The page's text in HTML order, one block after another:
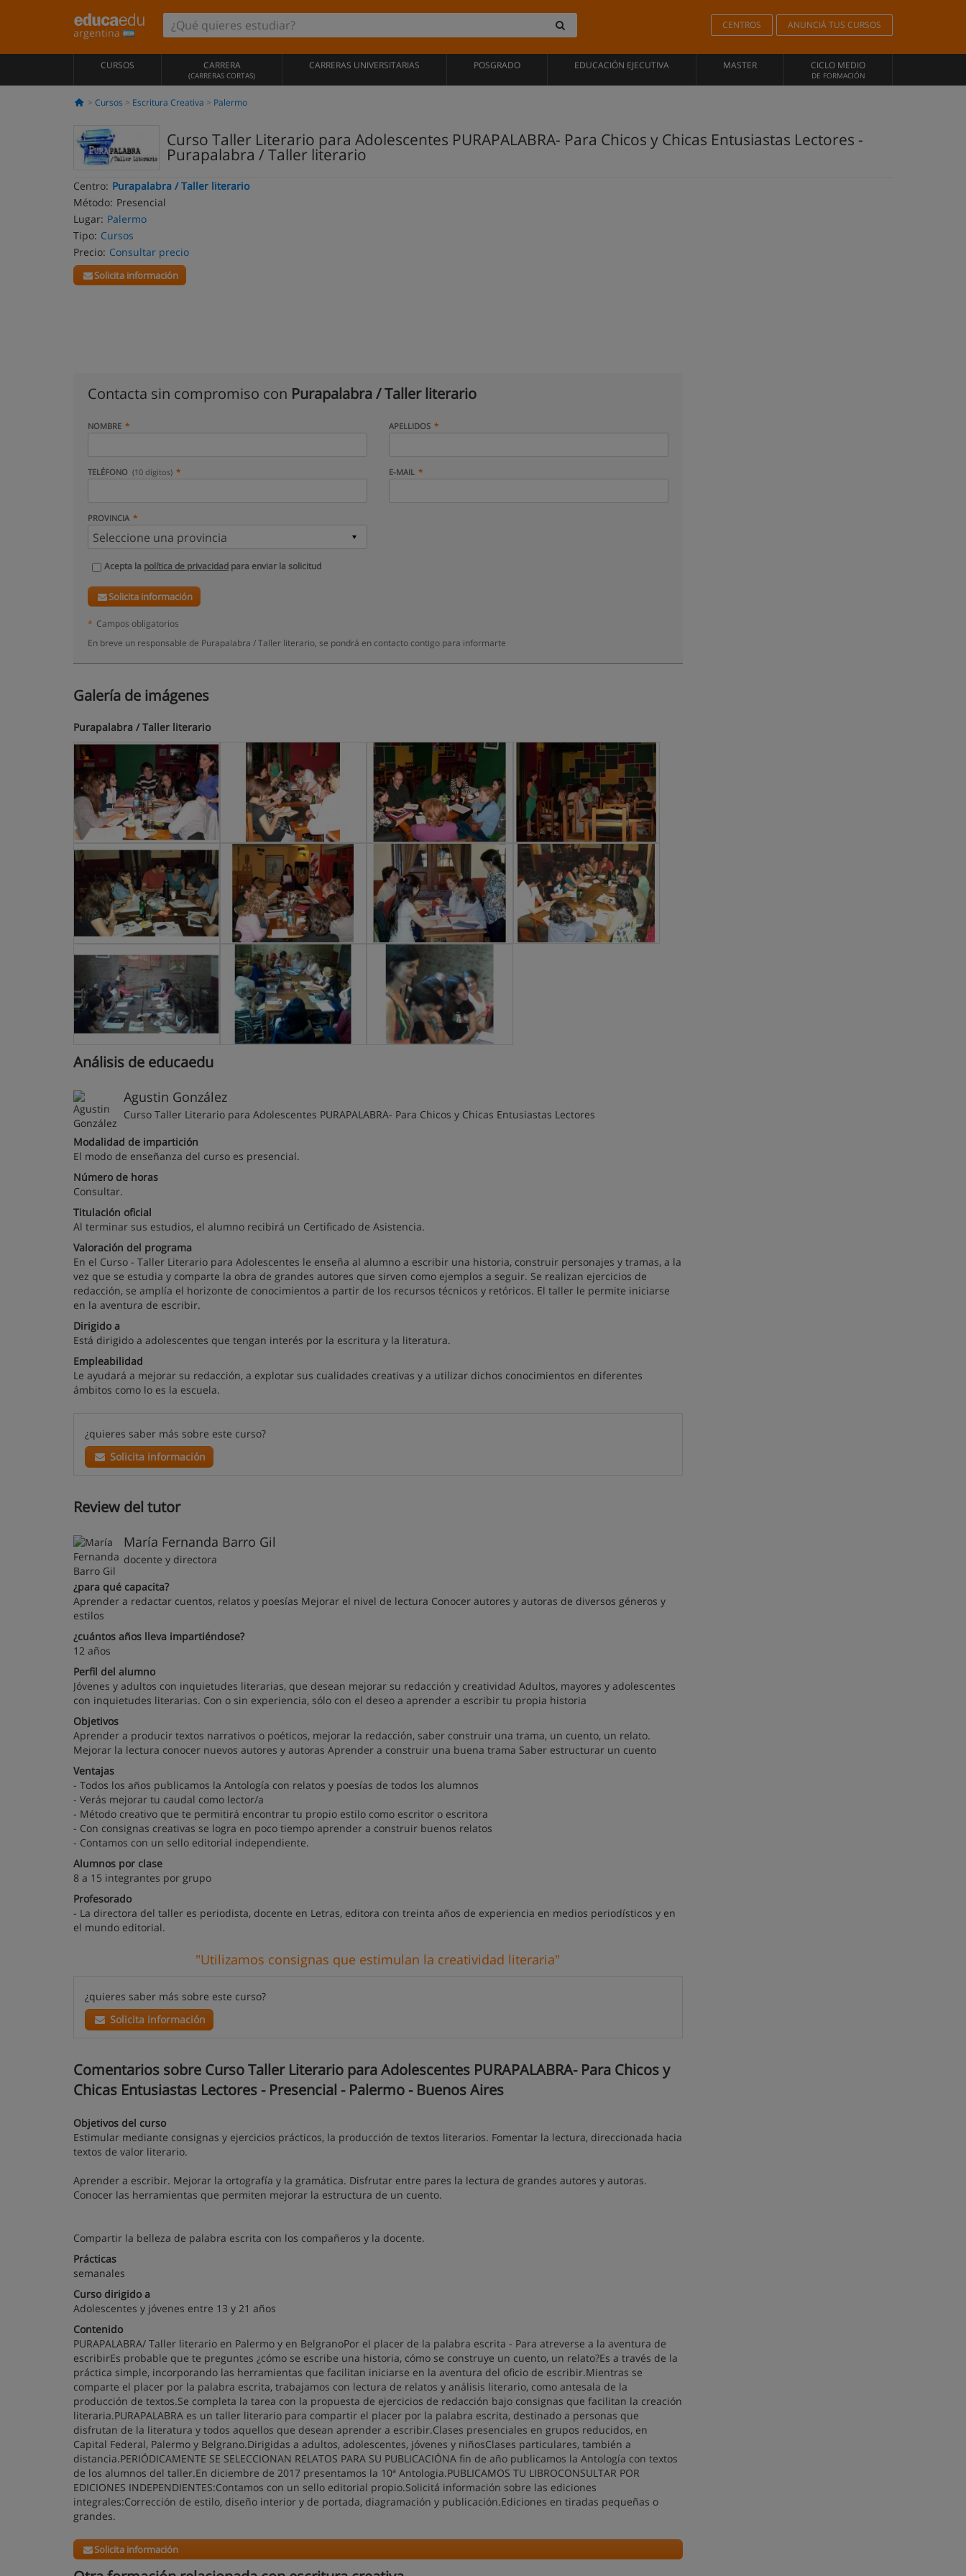
argentina
CENTROS ANUNCIÁ TUS CURSOS
CURSOS CARRERA
(CARRERAS CORTAS)
CARRERAS UNIVERSITARIAS POSGRADO EDUCACIÓN EJECUTIVA MASTER CICLO MEDIO
DE FORMACIÓN
Cursos Escritura Creativa Palermo
Curso Taller Literario para Adolescentes PURAPALABRA- Para Chicos y Chicas Entusiastas Lectores -
Purapalabra / Taller literario
Centro: Purapalabra / Taller literario
Método: Presencial
Lugar: Palermo
Tipo: Cursos
Precio: Consultar precio
Solicita información
Contacta sin compromiso con Purapalabra / Taller literario
NOMBRE APELLIDOS
TELÉFONO (10 dígitos) E-MAIL
PROVINCIA
Acepta la política de privacidad para enviar la solicitud
Solicita información
* Campos obligatorios
En breve un responsable de Purapalabra / Taller literario, se pondrá en contacto contigo para informarte
Galería de imágenes
Purapalabra / Taller literario
Análisis de educaedu
Agustin González
Curso Taller Literario para Adolescentes PURAPALABRA- Para Chicos y Chicas Entusiastas Lectores
Modalidad de impartición
El modo de enseñanza del curso es presencial.
Número de horas
Consultar.
Titulación oficial
Al terminar sus estudios, el alumno recibirá un Certificado de Asistencia.
Valoración del programa
En el Curso - Taller Literario para Adolescentes le enseña al alumno a escribir una historia, construir personajes y tramas, a la
vez que se estudia y comparte la obra de grandes autores que sirven como ejemplos a seguir. Se realizan ejercicios de
redacción, se amplía el horizonte de conocimientos a partir de los recursos técnicos y retóricos. El taller le permite iniciarse
en la aventura de escribir.
Dirigido a
Está dirigido a adolescentes que tengan interés por la escritura y la literatura.
Empleabilidad
Le ayudará a mejorar su redacción, a explotar sus cualidades creativas y a utilizar dichos conocimientos en diferentes
ámbitos como lo es la escuela.
¿quieres saber más sobre este curso?
Solicita información
Review del tutor
María Fernanda Barro Gil
docente y directora
¿para qué capacita?
Aprender a redactar cuentos, relatos y poesías Mejorar el nivel de lectura Conocer autores y autoras de diversos géneros y
estilos
¿cuántos años lleva impartiéndose?
12 años
Perfil del alumno
Jóvenes y adultos con inquietudes literarias, que desean mejorar su redacción y creatividad Adultos, mayores y adolescentes
con inquietudes literarias. Con o sin experiencia, sólo con el deseo a aprender a escribir tu propia historia
Objetivos
Aprender a producir textos narrativos o poéticos, mejorar la redacción, saber construir una trama, un cuento, un relato.
Mejorar la lectura conocer nuevos autores y autoras Aprender a construir una buena trama Saber estructurar un cuento
Ventajas
- Todos los años publicamos la Antología con relatos y poesías de todos los alumnos
- Verás mejorar tu caudal como lector/a
- Método creativo que te permitirá encontrar tu propio estilo como escritor o escritora
- Con consignas creativas se logra en poco tiempo aprender a construir buenos relatos
- Contamos con un sello editorial independiente.
Alumnos por clase
8 a 15 integrantes por grupo
Profesorado
- La directora del taller es periodista, docente en Letras, editora con treinta años de experiencia en medios periodísticos y en
el mundo editorial.
"Utilizamos consignas que estimulan la creatividad literaria"
¿quieres saber más sobre este curso?
Solicita información
Comentarios sobre Curso Taller Literario para Adolescentes PURAPALABRA- Para Chicos y
Chicas Entusiastas Lectores - Presencial - Palermo - Buenos Aires
Objetivos del curso
Estimular mediante consignas y ejercicios prácticos, la producción de textos literarios. Fomentar la lectura, direccionada hacia
textos de valor literario.
Aprender a escribir. Mejorar la ortografía y la gramática. Disfrutar entre pares la lectura de grandes autores y autoras.
Conocer las herramientas que permiten mejorar la estructura de un cuento.
Compartir la belleza de palabra escrita con los compañeros y la docente.
Prácticas
semanales
Curso dirigido a
Adolescentes y jóvenes entre 13 y 21 años
Contenido
PURAPALABRA/ Taller literario en Palermo y en BelgranoPor el placer de la palabra escrita - Para atreverse a la aventura de
escribirEs probable que te preguntes ¿cómo se escribe una historia, cómo se construye un cuento, un relato?Es a través de la
práctica simple, incorporando las herramientas que facilitan iniciarse en la aventura del oficio de escribir.Mientras se
comparte el placer por la palabra escrita, trabajamos con lectura de relatos y análisis literario, como antesala de la
producción de textos.Se completa la tarea con la propuesta de ejercicios de redacción bajo consignas que facilitan la creación
literaria.PURAPALABRA es un taller literario para compartir el placer por la palabra escrita, destinado a personas que
disfrutan de la literatura y todos aquellos que desean aprender a escribir.Clases presenciales en grupos reducidos, en
Capital Federal, Palermo y Belgrano.Dirigidas a adultos, adolescentes, jóvenes y niñosClases particulares, también a
distancia.PERIÓDICAMENTE SE SELECCIONAN RELATOS PARA SU PUBLICACIÓNA fin de año publicamos la Antología con textos
de los alumnos del taller.En diciembre de 2017 presentamos la 10ª Antologia.PUBLICAMOS TU LIBROCONSULTAR POR
EDICIONES INDEPENDIENTES:Contamos con un sello editorial propio.Solicitá información sobre las ediciones
integrales:Corrección de estilo, diseño interior y de portada, diagramación y publicación.Ediciones en tiradas pequeñas o
grandes.
Solicita información